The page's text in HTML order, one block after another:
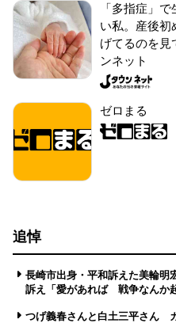
「多指症」
い私。産後初
げてるのを見
ンネット
ゼロまる
追悼
長崎市出身・平和訴えた美輪
訴え「愛があれば 戦争なんか
つげ義春さんと白土三平さん